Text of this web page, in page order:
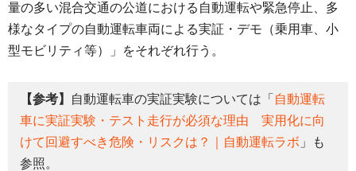
量の多い混合交通の公道における自動運転や緊急停止、多
様なタイプの自動運転車両による実証・デモ（乗用車、小
型モビリティ等）」をそれぞれ行う。
【参考】 自動運転車の実証実験については「 自動運転
車に実証実験・テスト走行が必須な理由 実用化に向
けて回避すべき危険・リスクは？｜自動運転ラボ 」も
参照。